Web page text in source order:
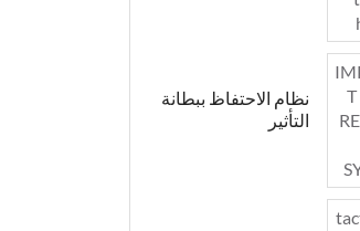
نظام الاحتفاظ ببطانة
التأثير